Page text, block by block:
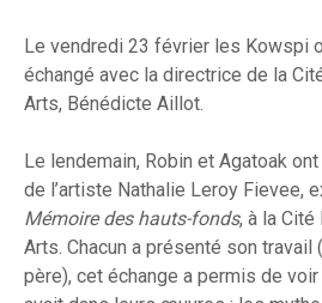
Le vendredi 23 février les Kowspi
échangé avec la directrice de la
Arts, Bénédicte Aillot.
Le lendemain, Robin et Agatoak
de l’artiste Nathalie Leroy Fievee,
Mémoire des hauts-fonds, à la
Arts. Chacun a présenté son
père), cet échange a permis de